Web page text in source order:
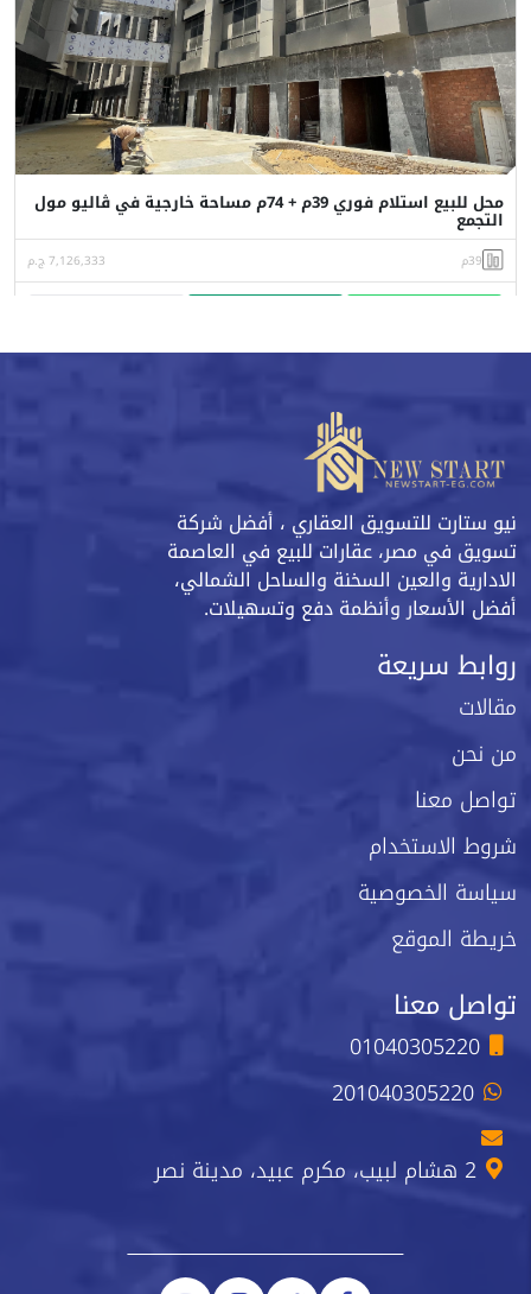
محل للبيع استلام فوري 39م + 74م مساحة خارجية في ڤاليو مول
التجمع
39م 7,126,333 ج.م
نيو ستارت للتسويق العقاري ، أفضل شركة
تسويق في مصر، عقارات للبيع في العاصمة
الادارية والعين السخنة والساحل الشمالي،
أفضل الأسعار وأنظمة دفع وتسهيلات.
روابط سريعة
مقالات
من نحن
تواصل معنا
شروط الاستخدام
سياسة الخصوصية
خريطة الموقع
تواصل معنا
01040305220
201040305220
2 هشام لبيب، مكرم عبيد، مدينة نصر